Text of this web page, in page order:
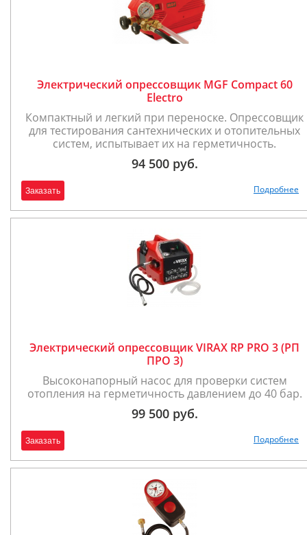
Электрический опрессовщик MGF Compact 60
Electro
Компактный и легкий при переноске. Опресcовщик
для тестирования сантехнических и отопительных
систем, испытывает их на герметичность.
94 500 руб.
Заказать Подробнее
Электрический опрессовщик VIRAX RP PRO 3 (РП
ПРО 3)
Высоконапорный насос для проверки систем
отопления на герметичность давлением до 40 бар.
99 500 руб.
Заказать Подробнее